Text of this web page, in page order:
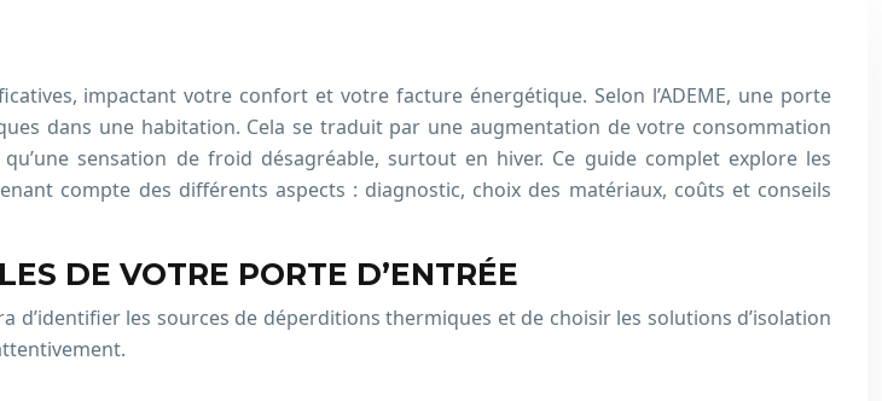
impactant votre confort et votre facture énergétique. Selon l’ADEME, une porte
dans une habitation. Cela se traduit par une augmentation de votre consommation
sensation de froid désagréable, surtout en hiver. Ce guide complet explore les
compte des différents aspects : diagnostic, choix des matériaux, coûts et conseils
DE VOTRE PORTE D’ENTRÉE
les sources de déperditions thermiques et de choisir les solutions d’isolation